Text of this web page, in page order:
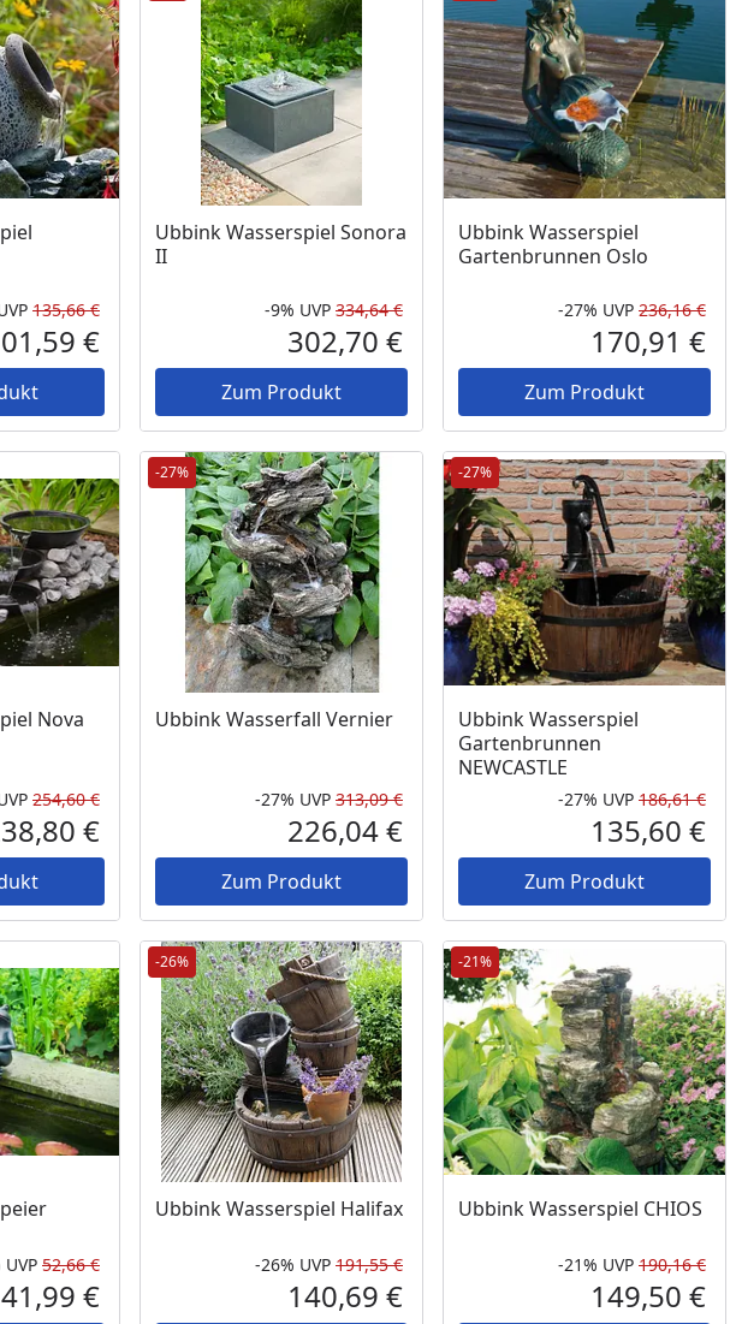
Rabatt in Prozent
Ursprünglicher Preis
135,66 €
Aktueller Preis
€
Ubbink Wasserspiel Sonora
II
Rabatt in Prozent
-9%
Ursprünglicher Preis
UVP 334,64 €
Aktueller Preis
302,70 €
Zum Produkt
Ubbink Wasserspiel
Gartenbrunnen Oslo
-27% UVP 236,16 €
170,91 €
Zum Produkt
Nova
Rabatt in Prozent
Ursprünglicher Preis
254,60 €
Aktueller Preis
€
-27%
Ubbink Wasserfall Vernier
Rabatt in Prozent
-27%
Ursprünglicher Preis
UVP 313,09 €
Aktueller Preis
226,04 €
Zum Produkt
-27%
Ubbink Wasserspiel
Gartenbrunnen
NEWCASTLE
-27% UVP 186,61 €
135,60 €
Zum Produkt
Rabatt in Prozent
Ursprünglicher Preis
UVP 52,66 €
Aktueller Preis
41,99 €
-26%
Ubbink Wasserspiel Halifax
Rabatt in Prozent
-26%
Ursprünglicher Preis
UVP 191,55 €
Aktueller Preis
140,69 €
-21%
Ubbink Wasserspiel CHIOS
-21% UVP 190,16 €
149,50 €